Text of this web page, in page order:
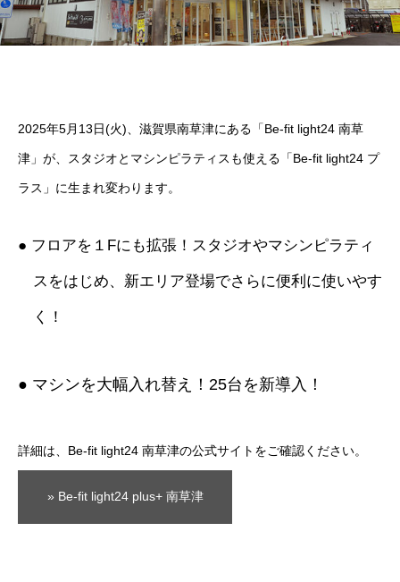
2025年5月13日(火)、滋賀県南草津にある「Be-fit light24 南草
津」が、スタジオとマシンピラティスも使える「Be-fit light24 プ
ラス」に生まれ変わります。
● フロアを１Fにも拡張！スタジオやマシンピラティ
スをはじめ、新エリア登場でさらに便利に使いやす
く！
● マシンを大幅入れ替え！25台を新導入！
詳細は、Be-fit light24 南草津の公式サイトをご確認ください。
» Be-fit light24 plus+ 南草津